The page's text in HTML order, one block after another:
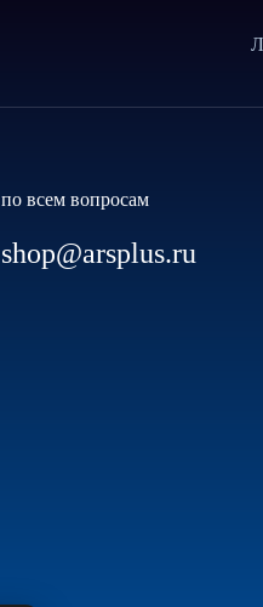
по всем вопросам
shop@arsplus.ru